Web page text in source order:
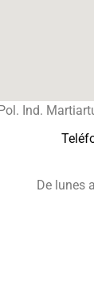
Ind.
De lunes